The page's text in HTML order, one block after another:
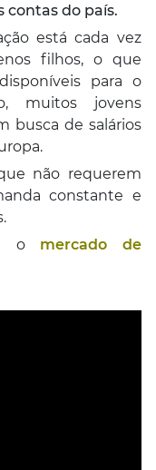
contas do país.
está cada vez
filhos, o que
para o
muitos jovens
busca de salários
não requerem
constante e
o mercado de